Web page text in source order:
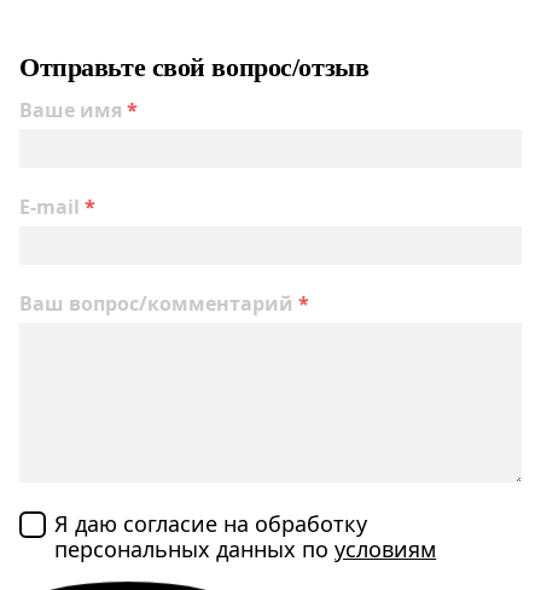
Отправьте свой вопрос/отзыв
Ваше имя *
E-mail *
Ваш вопрос/комментарий *
Я даю согласие на обработку
персональных данных поусловиям